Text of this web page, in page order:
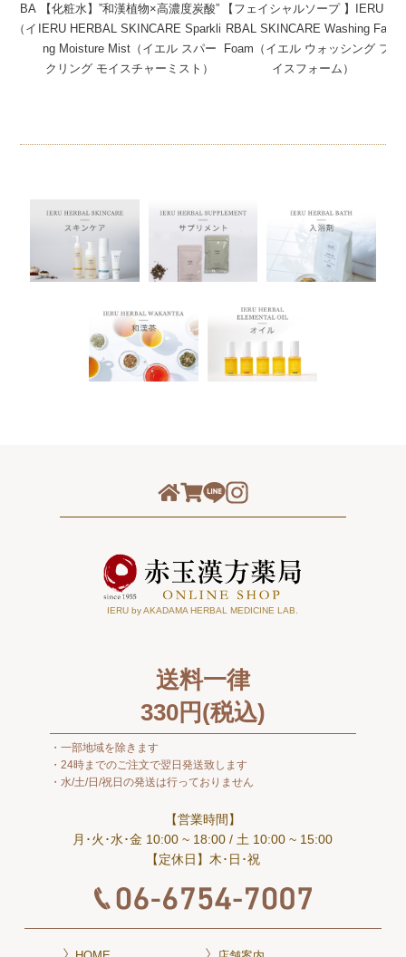
（イ
【化粧水】”和漢植物×高濃度炭酸”
IERU HERBAL SKINCARE Sparkli
ng Moisture Mist（イエル スパー
クリング モイスチャーミスト）
【フェイシャルソープ 】IERU HE
RBAL SKINCARE Washing Face
Foam（イエル ウォッシング フェ
イスフォーム）
IERU by AKADAMA HERBAL MEDICINE LAB.
送料一律
330円(税込)
一部地域を除きます
24時までのご注文で翌日発送致します
水/土/日/祝日の発送は行っておりません
【営業時間】
月･火･水･金 10:00 ~ 18:00/ 土 10:00 ~ 15:00
【定休日】木･日･祝